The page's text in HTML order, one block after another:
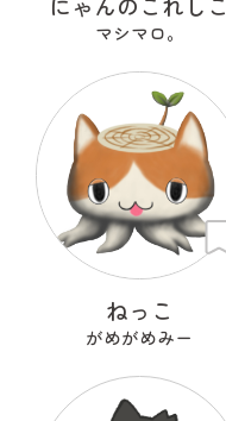
マシマロ。
ねっこ
がめがめみー